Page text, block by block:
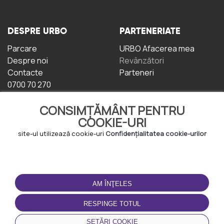
CONSIMȚĂMÂNT PENTRU
COOKIE-URI
site-ul utilizează cookie-uri Confidențialitatea cookie-urilor
AM ÎNŢELES
RESPINGE TOTUL
SETĂRI COOKIE
DESPRE URBO
Parcare
Despre noi
Contacte
0700 70 270
PARTENERIATE
URBO Afacerea mea
Revânzători
Parteneri
TERMENI DE UTILIZARE
Termeni și condiții
Politica de
Confidențialitate
Politica de cookie-uri
DESCĂRCAȚI
APLICAȚIA